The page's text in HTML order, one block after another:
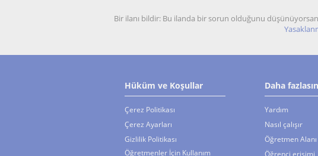
Bir ilanı bildir: Bu ilanda bir sorun olduğunu
Hüküm ve Koşullar
Çerez Politikası
Çerez Ayarları
Gizlilik Politikası
Öğretmenler İçin Kullanım
Daha
Yardım
Nasıl çalışır
Öğretmen Alanı